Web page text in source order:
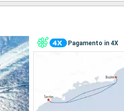
Pagamento in 4X